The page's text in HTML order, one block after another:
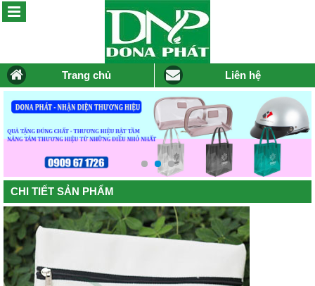
Trang chủ Liên hệ
CHI TIẾT SẢN PHẨM